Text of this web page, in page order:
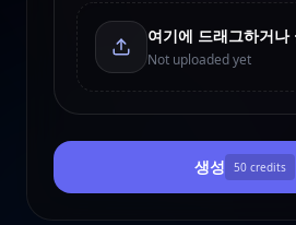
Not uploaded yet
생성 50 credits